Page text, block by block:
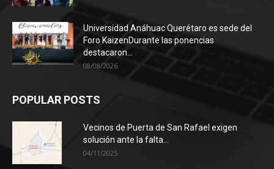
Universidad Anáhuac Querétaro es sede del
Foro KaizenDurante las ponencias
destacaron...
08/08/2026
POPULAR POSTS
Vecinos de Puerta de San Rafael exigen
solución ante la falta...
04/11/2025